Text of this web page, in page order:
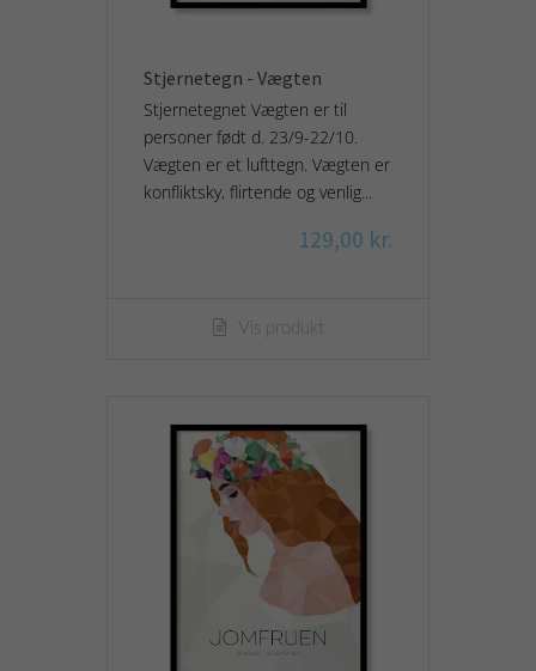
Stjernetegn - Vægten
Stjernetegnet Vægten er til
personer født d. 23/9-22/10.
Vægten er et lufttegn. Vægten er
konfliktsky, flirtende og venlig...
129,00 kr.
Vis produkt